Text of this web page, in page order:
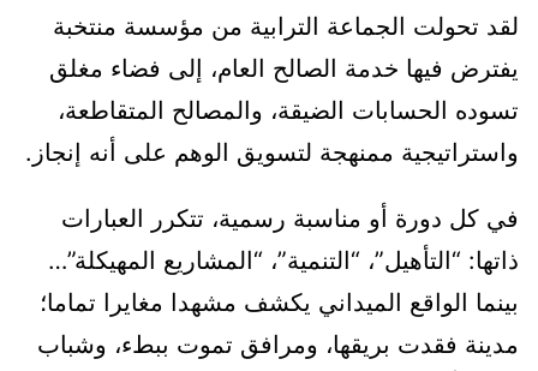
لقد تحولت الجماعة الترابية من مؤسسة منتخبة
يفترض فيها خدمة الصالح العام، إلى فضاء مغلق
تسوده الحسابات الضيقة، والمصالح المتقاطعة،
واستراتيجية ممنهجة لتسويق الوهم على أنه إنجاز.
في كل دورة أو مناسبة رسمية، تتكرر العبارات
ذاتها: “التأهيل”، “التنمية”، “المشاريع المهيكلة”…
بينما الواقع الميداني يكشف مشهدا مغايرا تماما؛
مدينة فقدت بريقها، ومرافق تموت ببطء، وشباب